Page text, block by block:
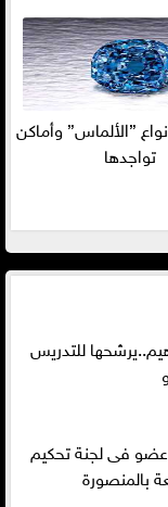
”الألماس” وأماكن
تواجدها
للتدريس
فى لجنة تحكيم
بالمنصورة